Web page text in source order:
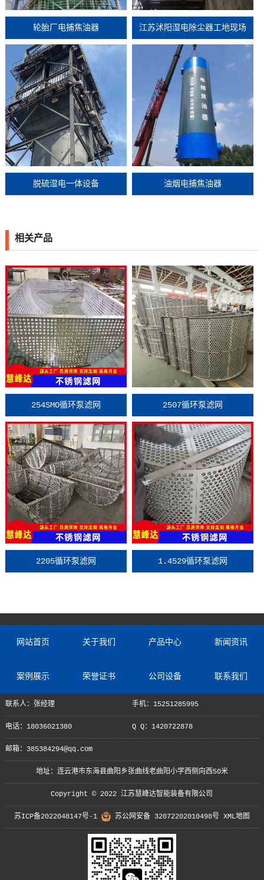
轮胎厂电捕焦油器 江苏沭阳湿电除尘器工地现场
脱硫湿电一体设备 油烟电捕焦油器
相关产品
254SMO循环泵滤网 2507循环泵滤网
2205循环泵滤网 1.4529循环泵滤网
网站首页 关于我们 产品中心 新闻资讯
案例展示 荣誉证书 公司设备 联系我们
联系人：张经理 手机：15251285995
电话：18036021380 Q Q：1420722878
邮箱：385384294@qq.com
地址：连云港市东海县曲阳乡张曲线老曲阳小学西侧向西50米
Copyright © 2022 江苏慧峰达智能装备有限公司
苏ICP备2022048147号-1 苏公网安备 32072202010498号 XML地图